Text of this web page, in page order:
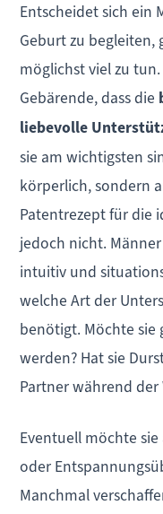
Entscheidet sich ein
Geburt zu
möglichst viel zu
Gebärende, dass die
liebevolle
sie am wichtigsten
körperlich, sondern
Patentrezept für die
jedoch nicht.
intuitiv und
welche Art der
benötigt. Möchte
werden? Hat sie
Partner während
Eventuell möchte
oder
Manchmal